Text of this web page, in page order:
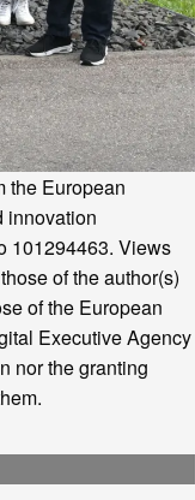
the European
innovation
101294463. Views
of the author(s)
of the European
Executive Agency
nor the granting